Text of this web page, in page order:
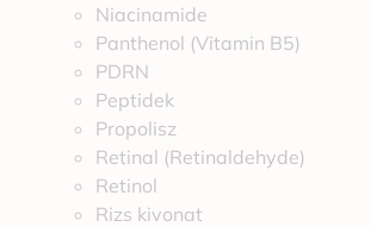
Niacinamide
Panthenol (Vitamin B5)
PDRN
Peptidek
Propolisz
Retinal (Retinaldehyde)
Retinol
Rizs kivonat